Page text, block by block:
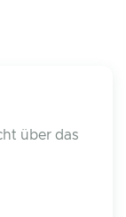
über das